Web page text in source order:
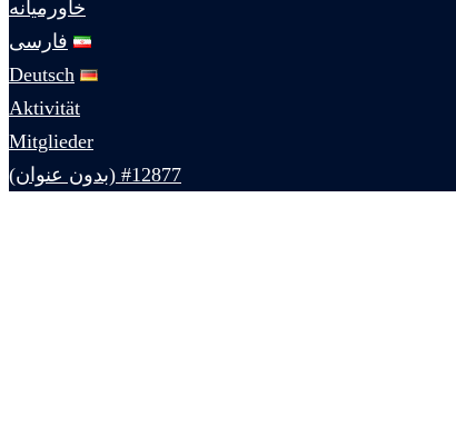
خاورميانه
فارسی
Deutsch
Aktivität
Mitglieder
#12877 (بدون عنوان)